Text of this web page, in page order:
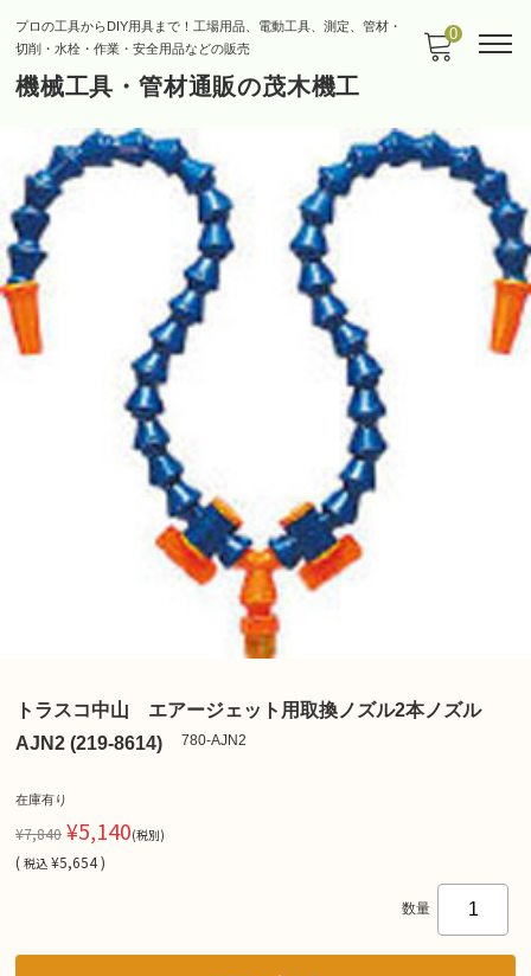
プロの工具からDIY用具まで！工場用品、電動工具、測定、管材・
切削・水栓・作業・安全用品などの販売
機械工具・管材通販の茂木機工
0
トラスコ中山 エアージェット用取換ノズル2本ノズル
AJN2 (219-8614)
780-AJN2
在庫有り
¥7,840 ¥5,140(税別)
( 税込 ¥5,654 )
数量